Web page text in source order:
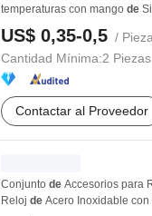
temperaturas con mango de
US$ 0,35-0,5 / Pieza
Cantidad Mínima:2 Piezas
Contactar al Proveedor
Conjunto de Accesorios para
Reloj de Acero Inoxidable con